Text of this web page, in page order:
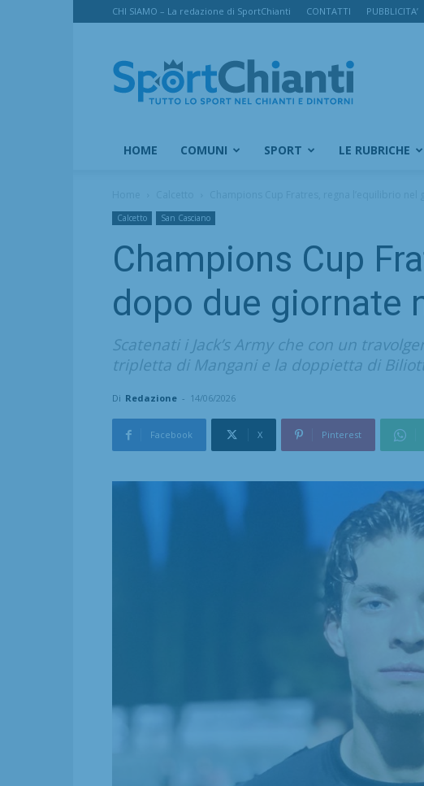
CHI SIAMO – La redazione di SportChianti CONTATTI PUBBLICITA’
SportChianti
HOME COMUNI SPORT LE RUBRICHE
Calcetto San Casciano
Champions Cup
dopo due giornate
Scatenati i Jack’s Army che con un
tripletta di Mangani e la doppietta di
Di Redazione - 14/06/2026
Facebook X Pinterest